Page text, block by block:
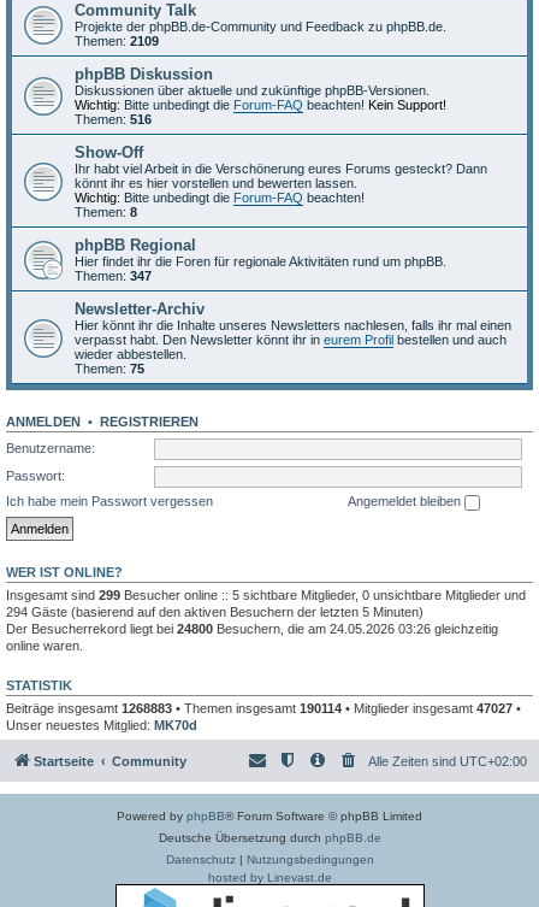
Community Talk
Projekte der phpBB.de-Community und Feedback zu phpBB.de.
Themen: 2109
phpBB Diskussion
Diskussionen über aktuelle und zukünftige phpBB-Versionen.
Wichtig: Bitte unbedingt die Forum-FAQ beachten! Kein Support!
Themen: 516
Show-Off
Ihr habt viel Arbeit in die Verschönerung eures Forums gesteckt? Dann
könnt ihr es hier vorstellen und bewerten lassen.
Wichtig: Bitte unbedingt die Forum-FAQ beachten!
Themen: 8
phpBB Regional
Hier findet ihr die Foren für regionale Aktivitäten rund um phpBB.
Themen: 347
Newsletter-Archiv
Hier könnt ihr die Inhalte unseres Newsletters nachlesen, falls ihr mal einen
verpasst habt. Den Newsletter könnt ihr in eurem Profil bestellen und auch
wieder abbestellen.
Themen: 75
ANMELDEN • REGISTRIEREN
Benutzername:
Passwort:
Ich habe mein Passwort vergessen
Angemeldet bleiben
WER IST ONLINE?
Insgesamt sind 299 Besucher online :: 5 sichtbare Mitglieder, 0 unsichtbare Mitglieder und
294 Gäste (basierend auf den aktiven Besuchern der letzten 5 Minuten)
Der Besucherrekord liegt bei 24800 Besuchern, die am 24.05.2026 03:26 gleichzeitig
online waren.
STATISTIK
Beiträge insgesamt 1268883 • Themen insgesamt 190114 • Mitglieder insgesamt 47027 •
Unser neuestes Mitglied: MK70d
Startseite Community Alle Zeiten sind UTC+02:00
Powered by phpBB® Forum Software © phpBB Limited
Deutsche Übersetzung durch phpBB.de
Datenschutz| Nutzungsbedingungen
hosted by Linevast.de